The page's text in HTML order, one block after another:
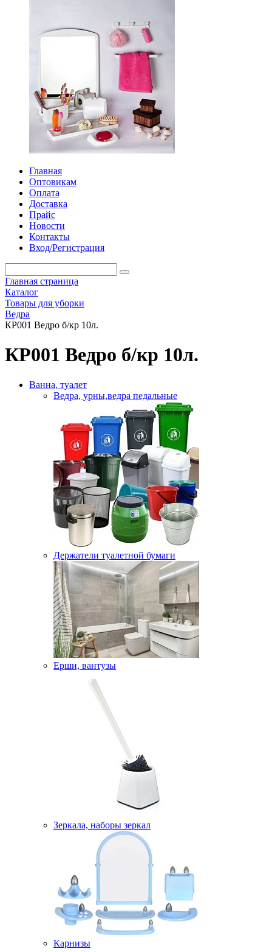
Главная
Оптовикам
Оплата
Доставка
Прайс
Новости
Контакты
Вход/Регистрация
Главная страница
Каталог
Товары для уборки
Ведра
КР001 Ведро б/кр 10л.
КР001 Ведро б/кр 10л.
Ванна, туалет
Ведра, урны,ведра педальные
Держатели туалетной бумаги
Ерши, вантузы
Зеркала, наборы зеркал
Карнизы